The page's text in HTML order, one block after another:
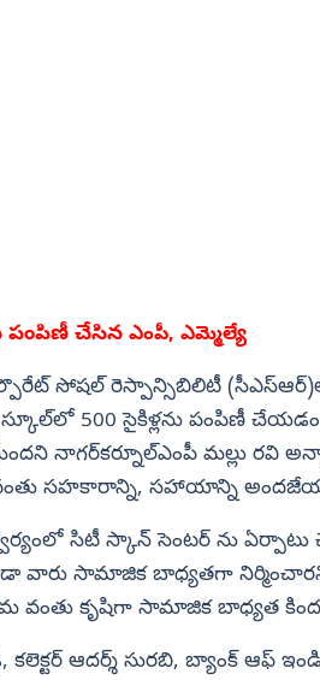
పంపిణీ చేసిన ఎంపీ, ఎమ్మెల్యే
సోషల్ రెస్పాన్సిబిలిటీ
స్కూల్‌లో 500 సైకిళ్లను పంపిణీ
నాగర్‌కర్నూల్‌ఎంపీ మల్లు రవి
సహకారాన్ని, సహాయాన్ని
సిటీ స్కాన్ సెంటర్ ను ఏర్పాటు
కూడా వారు సామాజిక బాధ్యతగా
వంతు కృషిగా సామాజిక బాధ్యత
కలెక్టర్ ఆదర్శ్ సురబి, బ్యాంక్